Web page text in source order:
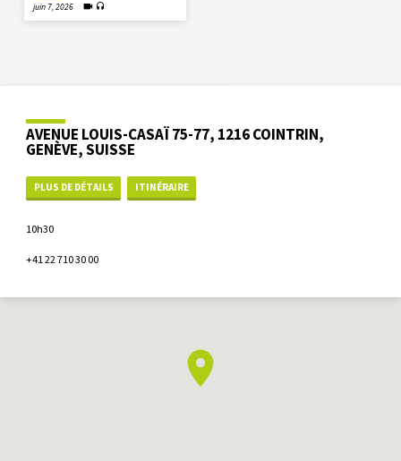
juin 7, 2026
AVENUE LOUIS-CASAÏ 75-77, 1216 COINTRIN,
GENÈVE, SUISSE
PLUS DE DÉTAILS ITINÉRAIRE
10h30
+41 22 710 30 00